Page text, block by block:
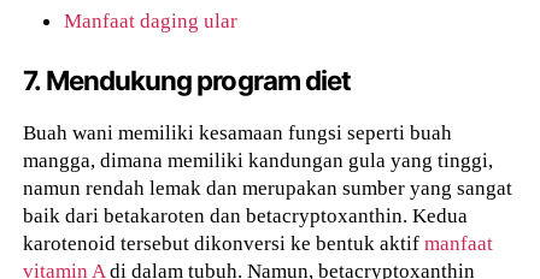
Manfaat daging ular
7. Mendukung program diet
Buah wani memiliki kesamaan fungsi seperti buah
mangga, dimana memiliki kandungan gula yang tinggi,
namun rendah lemak dan merupakan sumber yang sangat
baik dari betakaroten dan betacryptoxanthin. Kedua
karotenoid tersebut dikonversi ke bentuk aktifmanfaat
vitamin Adi dalam tubuh. Namun, betacryptoxanthin